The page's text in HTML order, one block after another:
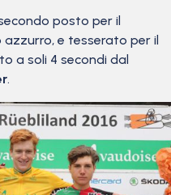
posto per il
azzurro, e tesserato per il
a soli 4 secondi dal
.